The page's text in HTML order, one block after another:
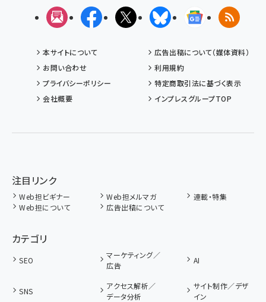
メルマガFacebookX(エックス)BlueskyGoogleニュ
RSS
本サイトについて
広告出稿について（媒体資料）
お問い合わせ
利用規約
プライバシーポリシー
特定商取引法に基づく表示
会社概要
インプレスグループTOP
注目リンク
Web担ビギナー Web担メルマガ
連載・特集
Web担について
広告出稿について
カテゴリ
SEO
マーケティング／
広告
AI
SNS
アクセス解析／
データ分析
サイト制作／デザ
イン